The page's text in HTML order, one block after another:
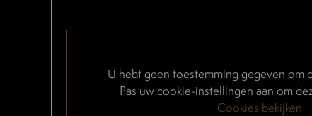
U hebt geen toestemming gegeven om
Pas uw cookie-instellingen aan om
Cookies bekijken